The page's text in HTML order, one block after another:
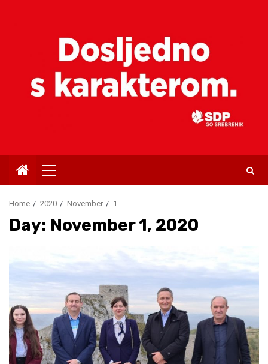
Primary
Menu
Home 2020 November 1
Day: November 1, 2020